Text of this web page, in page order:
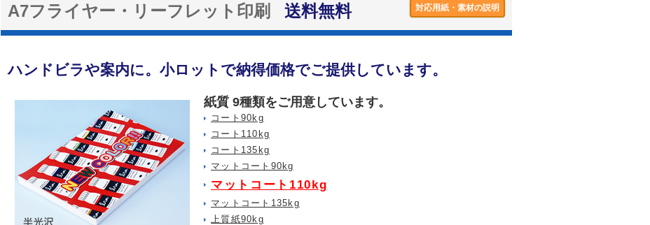
A7フライヤー・リーフレット印刷 送料無料 対応用紙・素材の説明
ハンドビラや案内に。小ロットで納得価格でご提供しています。
紙質 9種類をご用意しています。
コート90kg
コート110kg
コート135kg
マットコート90kg
マットコート110kg
マットコート135kg
上質紙90kg